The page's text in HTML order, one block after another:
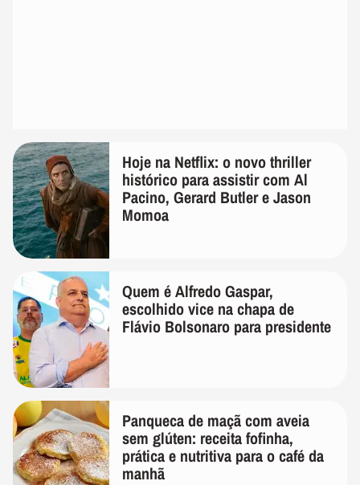
Hoje na Netflix: o novo thriller
histórico para assistir com Al
Pacino, Gerard Butler e Jason
Momoa
Quem é Alfredo Gaspar,
escolhido vice na chapa de
Flávio Bolsonaro para presidente
Panqueca de maçã com aveia
sem glúten: receita fofinha,
prática e nutritiva para o café da
manhã